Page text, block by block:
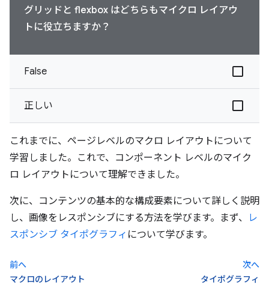
グリッドと flexbox はどちらもマイクロ レイアウ
トに役立ちますか？
False
正しい
これまでに、ページレベルのマクロ レイアウトについて
学習しました。これで、コンポーネント レベルのマイク
ロ レイアウトについて理解できました。
次に、コンテンツの基本的な構成要素について詳しく説明
し、画像をレスポンシブにする方法を学びます。まず、
レ
スポンシブ タイポグラフィ について学びます。
前へ
マクロのレイアウト
次へ
タイポグラフィ